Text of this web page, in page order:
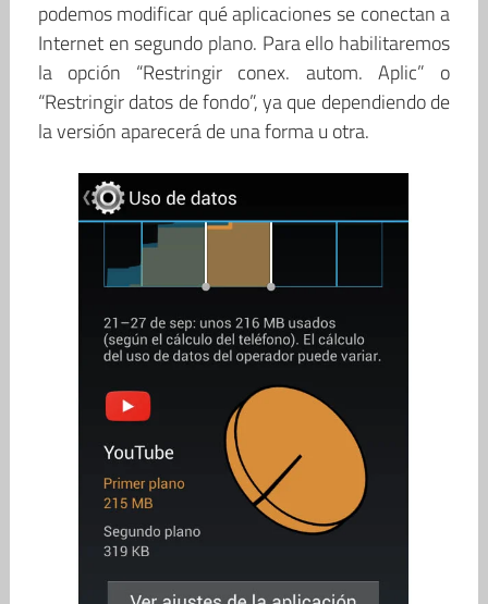
podemos modificar qué aplicaciones se conectan a
Internet en segundo plano. Para ello habilitaremos
la opción “Restringir conex. autom. Aplic” o
“Restringir datos de fondo”, ya que dependiendo de
la versión aparecerá de una forma u otra.